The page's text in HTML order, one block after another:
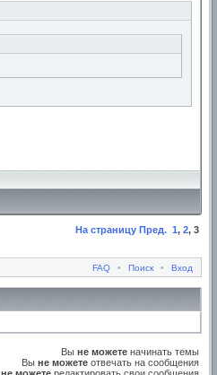
На страницу Пред. 1, 2, 3
FAQ • Поиск • Вход
Вы не можете начинать темы
Вы не можете отвечать на сообщения